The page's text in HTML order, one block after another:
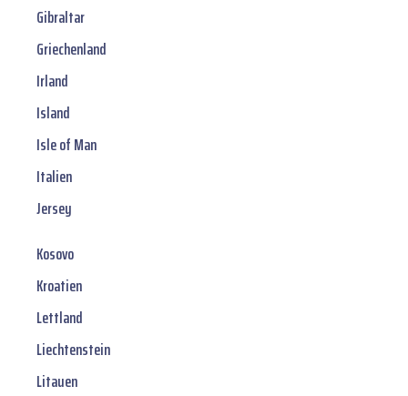
Gibraltar
Griechenland
Irland
Island
Isle of Man
Italien
Jersey
Kosovo
Kroatien
Lettland
Liechtenstein
Litauen